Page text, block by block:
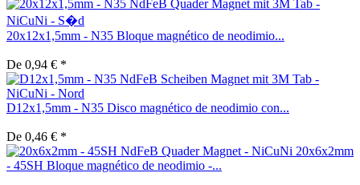
20x12x1,5mm - N35 Bloque magnético de neodimio...
De 0,94 € *
D12x1,5mm - N35 Disco magnético de neodimio con...
De 0,46 € *
20x6x2mm
- 45SH Bloque magnético de neodimio -...